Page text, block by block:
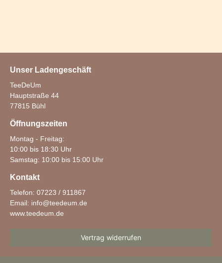
Unser Ladengeschäft
TeeDeUm
Hauptstraße 44
77815 Bühl
Öffnungszeiten
Montag - Freitag:
10:00 bis 18:30 Uhr
Samstag: 10:00 bis 15:00 Uhr
Kontakt
Telefon: 07223 / 911867
Email: info@teedeum.de
www.teedeum.de
Vertrag widerrufen